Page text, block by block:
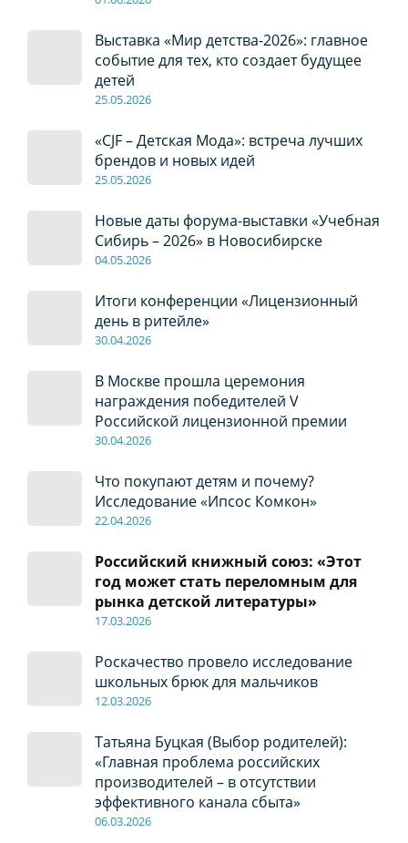
Выставка «Мир детства-2026»: главное
событие для тех, кто создает будущее
детей
25.05.2026
«CJF – Детская Мода»: встреча лучших
брендов и новых идей
25.05.2026
Новые даты форума-выставки «Учебная
Сибирь – 2026» в Новосибирске
04.05.2026
Итоги конференции «Лицензионный
день в ритейле»
30.04.2026
В Москве прошла церемония
награждения победителей V
Российской лицензионной премии
30.04.2026
Что покупают детям и почему?
Исследование «Ипсос Комкон»
22.04.2026
Российский книжный союз: «Этот
год может стать переломным для
рынка детской литературы»
17.03.2026
Роскачество провело исследование
школьных брюк для мальчиков
12.03.2026
Татьяна Буцкая (Выбор родителей):
«Главная проблема российских
производителей – в отсутствии
эффективного канала сбыта»
06.03.2026